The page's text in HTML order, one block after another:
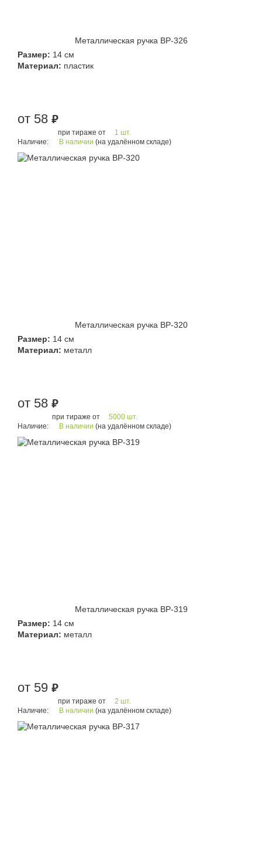
Металлическая ручка BP-326
Размер: 14 см
Материал: пластик
от 58 руб.
при тираже от
1 шт.
Наличие:
В наличии (на удалённом складе)
Металлическая ручка BP-320
Размер: 14 см
Материал: металл
от 58 руб.
при тираже от
5000 шт.
Наличие:
В наличии (на удалённом складе)
Металлическая ручка BP-319
Размер: 14 см
Материал: металл
от 59 руб.
при тираже от
2 шт.
Наличие:
В наличии (на удалённом складе)